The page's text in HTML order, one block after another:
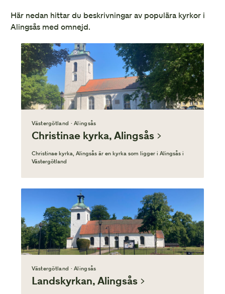
Här nedan hittar du beskrivningar av populära kyrkor i
Alingsås med omnejd.
Västergötland · Alingsås
Christinae kyrka, Alingsås
Christinae kyrka, Alingsås är en kyrka som ligger i Alingsås i
Västergötland
Västergötland · Alingsås
Landskyrkan, Alingsås